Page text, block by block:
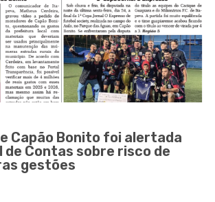
Capão Bonito foi alertada
de Contas sobre risco de
gestões